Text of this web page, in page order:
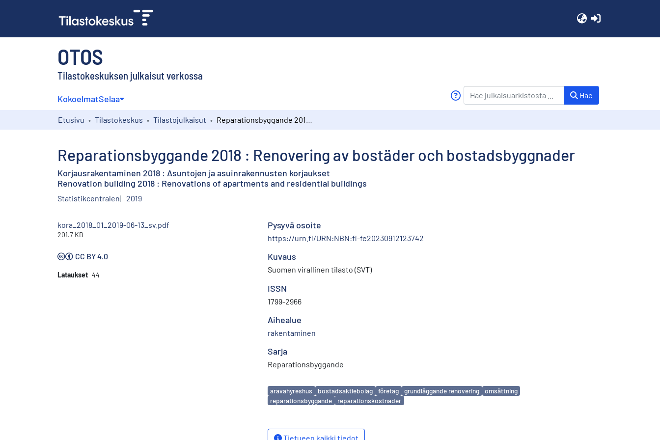
OTOS
Tilastokeskuksen julkaisut verkossa
KokoelmatSelaa Hae
Etusivu Tilastokeskus Tilastojulkaisut
Reparationsbyggande 2018 : Renovering av bostäder och bostadsbyggnader
Korjausrakentaminen 2018 : Asuntojen ja asuinrakennusten korjaukset
Renovation building 2018 : Renovations of apartments and residential buildings
Statistikcentralen 2019
kora_2018_01_2019-06-13_sv.pdf
201.7 KB
CC BY 4.0
Lataukset 44
Pysyvä osoite
https://urn.fi/URN:NBN:fi-fe20230912123742
Kuvaus
Suomen virallinen tilasto (SVT)
ISSN
1799-2966
Aihealue
rakentaminen
Sarja
Reparationsbyggande
Avainsanat
aravahyreshus bostadsaktiebolag företag grundläggande renovering
omsättning
reparationsbyggande
reparationskostnader
Tietueen kaikki tiedot